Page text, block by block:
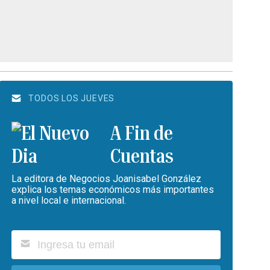
TODOS LOS JUEVES
A Fin de
Cuentas
La editora de Negocios Joanisabel González
explica los temas económicos más importantes
a nivel local e internacional.